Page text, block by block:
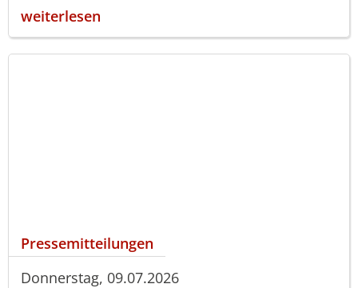
weiterlesen
Pressemitteilungen
Donnerstag, 09.07.2026